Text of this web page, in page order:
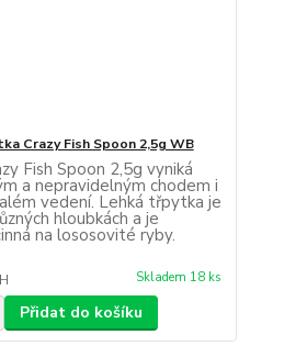
Crazy Fish Spoon 2,5g WB
Fish Spoon 2,5g vyniká
a nepravidelným chodem i
vedení. Lehká třpytka je
hloubkách a je
na lososovité ryby.
Skladem 18 ks
Přidat do košíku